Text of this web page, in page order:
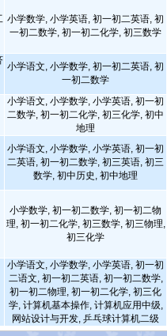
小学数学, 小学英语, 初一初二英语, 初
一初二数学, 初一初二化学, 初三数学
小学语文, 小学数学, 初一初二英语, 初
一初二数学
小学语文, 小学数学, 小学英语, 初一初
二数学, 初一初二化学, 初三化学, 初中
地理
小学语文, 小学数学, 小学英语, 初一初
二英语, 初一初二数学, 初三英语, 初三
数学, 初中历史, 初中地理
小学数学, 初一初二数学, 初一初二物
理, 初一初二化学, 初三数学, 初三物理,
初三化学
小学语文, 小学数学, 小学英语, 初一初
二语文, 初一初二英语, 初一初二数学,
初一初二物理, 初一初二化学, 初三化
学, 计算机基本操作, 计算机应用中级,
网站设计与开发, 乒乓球计算机二级